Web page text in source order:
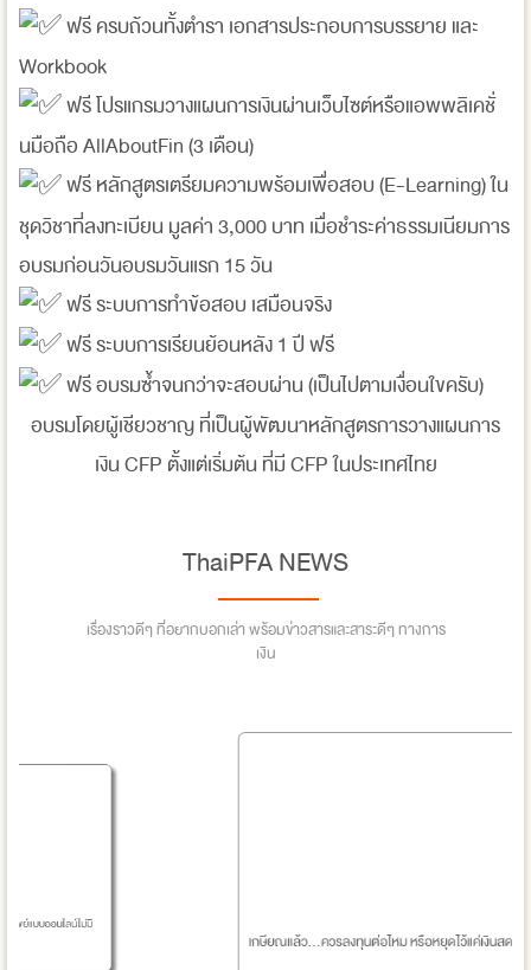
ฟรี ครบถ้วนทั้งตำรา เอกสารประกอบการบรรยาย และ
Workbook
ฟรี โปรแกรมวางแผนการเงินผ่านเว็บไซต์หรือแอพพลิเคชั่
นมือถือ AllAboutFin (3 เดือน)
ฟรี หลักสูตรเตรียมความพร้อมเพื่อสอบ (E-Learning) ใน
ชุดวิชาที่ลงทะเบียน มูลค่า 3,000 บาท เมื่อชำระค่าธรรมเนียมการ
อบรมก่อนวันอบรมวันแรก 15 วัน
ฟรี ระบบการทำข้อสอบ เสมือนจริง
ฟรี ระบบการเรียนย้อนหลัง 1 ปี ฟรี
ฟรี อบรมซ้ำจนกว่าจะสอบผ่าน (เป็นไปตามเงื่อนใขครับ)
อบรมโดยผู้เชียวชาญ ที่เป็นผู้พัฒนาหลักสูตรการวางแผนการ
เงิน CFP ตั้งแต่เริ่มต้น ที่มี CFP ในประเทศไทย
ThaiPFA NEWS
เรื่องราวดีๆ ที่อยากบอกเล่า พร้อมข่าวสารและสาระดีๆ ทางการ
เงิน
นไลน์ไม่มี
เกษียณแล้ว…ควรลงทุนต่อไหม หรือหยุดไว้แค่เงินสด?